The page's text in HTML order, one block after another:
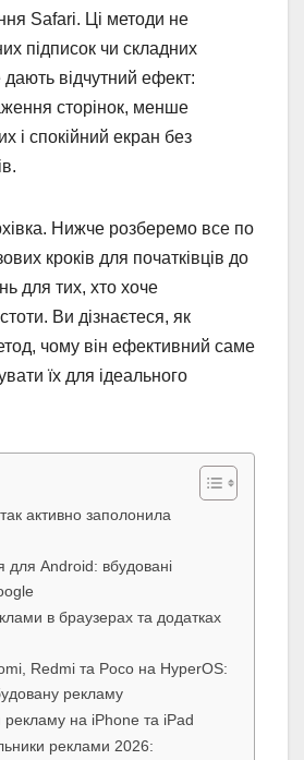
Safari. Ці методи не
підписок чи складних
дають відчутний ефект:
сторінок, менше
і спокійний екран без
Нижче розберемо все по
кроків для початківців до
для тих, хто хоче
Ви дізнаєтеся, як
чому він ефективний саме
їх для ідеального
активно заполонила
для Android: вбудовані
в браузерах та додатках
Redmi та Poco на HyperOS:
рекламу
рекламу на iPhone та iPad
реклами 2026: